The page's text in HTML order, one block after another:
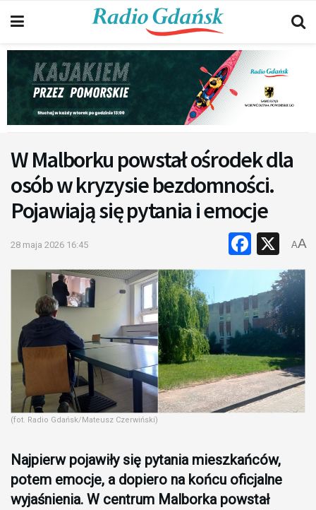
W Malborku powstał ośrodek dla
osób w kryzysie bezdomności.
Pojawiają się pytania i emocje
28 maja 2026 16:45 X
AA
(fot. Radio Gdańsk/Mateusz Czerwiński)
Najpierw pojawiły się pytania mieszkańców,
potem emocje, a dopiero na końcu oficjalne
wyjaśnienia. W centrum Malborka powstał